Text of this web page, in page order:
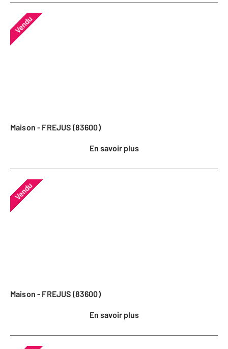
Vendu
Maison - FREJUS (83600)
En savoir plus
Vendu
Maison - FREJUS (83600)
En savoir plus